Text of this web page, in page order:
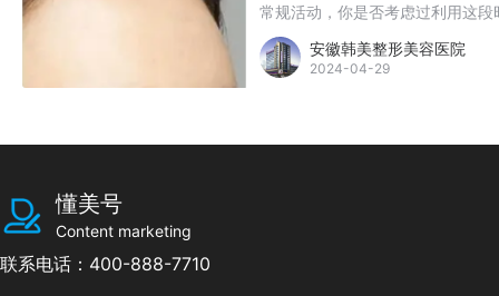
常规活动，你是否考虑过利用这
的特点，成为了许多人的首选。
让你在假期结束后焕然一新。
安徽韩美整形美容医院
2024-04-29
懂美号
Content marketing
联系电话：400-888-7710